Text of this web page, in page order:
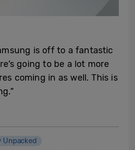
is off to a fantastic
going to be a lot more
coming in as well. This is
Unpacked